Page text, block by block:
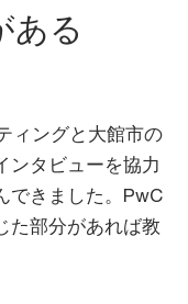
ある
ィングと大館市の
ンタビューを協力
できました。PwC
た部分があれば教